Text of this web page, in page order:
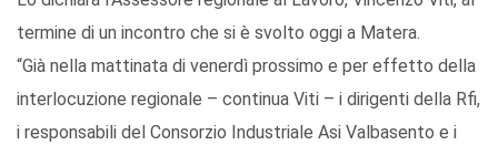
termine di un incontro che si è svolto oggi a Matera.
“Già nella mattinata di venerdì prossimo e per effetto della
interlocuzione regionale – continua Viti – i dirigenti della Rfi,
i responsabili del Consorzio Industriale Asi Valbasento e i